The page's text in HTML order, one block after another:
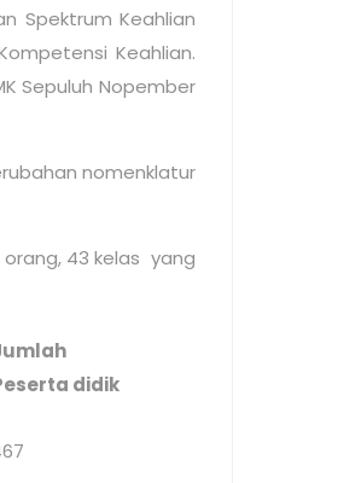
Spektrum Keahlian
Keahlian.
Sepuluh Nopember
nomenklatur
43 kelas yang
didik